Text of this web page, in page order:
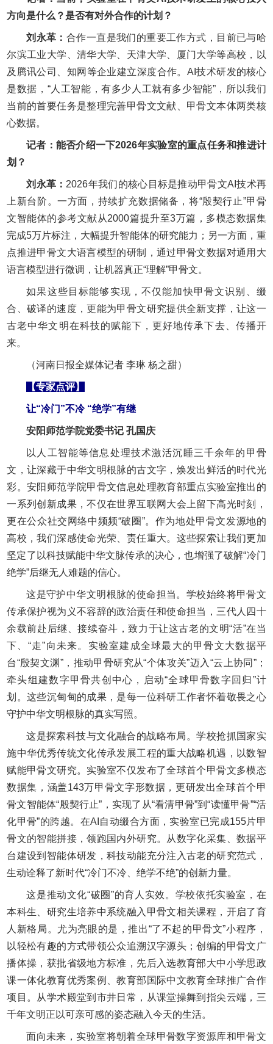
方向是什么？是否有对外合作的计划？
刘永革： 合作一直是我们的重要工作方式，目前已与哈
尔滨工业大学、清华大学、天津大学、厦门大学等高校，以
及腾讯公司、知网等企业建立深度合作。AI技术研发的核心
是数据，“人工智能，有多少人工就有多少智能”，所以我们
当前的首要任务是整理完善甲骨文文献、甲骨文本体两类核
心数据。
记者：能否介绍一下2026年实验室的重点任务和推进计
划？
刘永革： 2026年我们的核心目标是推动甲骨文AI技术再
上新台阶。一方面，持续扩充数据储备，将“殷契行止”甲骨
文智能体的参考文献从2000篇提升至3万篇，多模态数据集
完成5万片标注，大幅提升智能体的研究能力；另一方面，重
点推进甲骨文大语言模型的研制，通过甲骨文数据对通用大
语言模型进行微调，让机器真正“理解”甲骨文。
如果这些目标能够实现，不仅能加快甲骨文识别、缀
合、破译的速度，更能为甲骨文研究提供全新支撑，让这一
古老中华文明在科技的赋能下，更好地传承下去、传播开
来。
（河南日报全媒体记者 李琳 杨之甜）
【专家点评】
让“冷门”不冷 “绝学”有继
安阳师范学院党委书记 孔国庆
以人工智能等信息处理技术激活沉睡三千余年的甲骨
文，让深藏于中华文明根脉的古文字，焕发出鲜活的时代光
彩。安阳师范学院甲骨文信息处理教育部重点实验室推出的
一系列创新成果，不仅在世界互联网大会上留下高光时刻，
更在公众社交网络中频频“破圈”。作为地处甲骨文发源地的
高校，我们深感使命光荣、责任重大。这些探索让我们更加
坚定了以科技赋能中华文脉传承的决心，也增强了破解“冷门
绝学”后继无人难题的信心。
这是守护中华文明根脉的使命担当。学校始终将甲骨文
传承保护视为义不容辞的政治责任和使命担当，三代人四十
余载前赴后继、接续奋斗，致力于让这古老的文明“活”在当
下、“走”向未来。实验室建成全球最大的甲骨文大数据平
台“殷契文渊”，推动甲骨研究从“个体攻关”迈入“云上协同”；
牵头组建数字甲骨共创中心，启动“全球甲骨数字回归”计
划。这些沉甸甸的成果，是每一位科研工作者怀着敬畏之心
守护中华文明根脉的真实写照。
这是探索科技与文化融合的战略布局。学校抢抓国家实
施中华优秀传统文化传承发展工程的重大战略机遇，以数智
赋能甲骨文研究。实验室不仅发布了全球首个甲骨文多模态
数据集，涵盖143万甲骨文字形数据，更研发出全球首个甲
骨文智能体“殷契行止”，实现了从“看清甲骨”到“读懂甲骨”“活
化甲骨”的跨越。在AI自动缀合方面，实验室已完成155片甲
骨文的智能拼接，领跑国内外研究。从数字化采集、数据平
台建设到智能体研发，科技动能充分注入古老的研究范式，
生动诠释了新时代“冷门不冷、绝学不绝”的创新力量。
这是推动文化“破圈”的育人实效。学校依托实验室，在
本科生、研究生培养中系统融入甲骨文相关课程，开启了育
人新格局。尤为亮眼的是，推出“了不起的甲骨文”小程序，
以轻松有趣的方式带领公众追溯汉字源头；创编的甲骨文广
播体操，获批省级地方标准，先后入选教育部大中小学思政
课一体化教育优秀案例、教育部国际中文教育全球推广合作
项目。从学术殿堂到市井日常，从课堂操舞到指尖云端，三
千年文明正以可亲可感的姿态融入今天的生活。
面向未来，实验室将朝着全球甲骨数字资源库和甲骨文